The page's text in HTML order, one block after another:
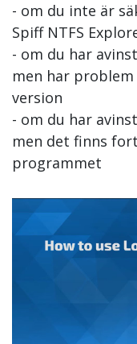
- om du inte är
Spiff NTFS
- om du har
men har
version
- om du har
men det finns
programmet